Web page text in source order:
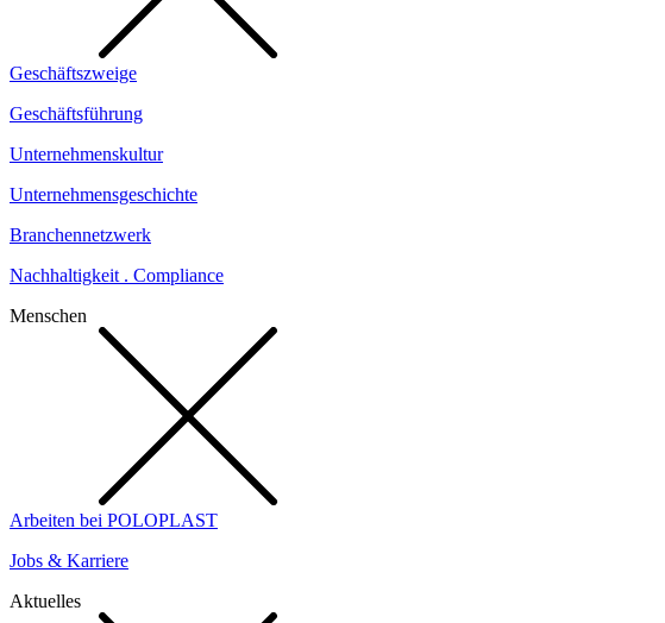
Geschäftszweige
Geschäftsführung
Unternehmenskultur
Unternehmensgeschichte
Branchennetzwerk
Nachhaltigkeit . Compliance
Menschen
Arbeiten bei POLOPLAST
Jobs & Karriere
Aktuelles